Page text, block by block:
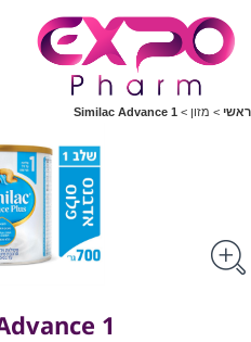
ראשי > מזון >
Similac Advance 1
1